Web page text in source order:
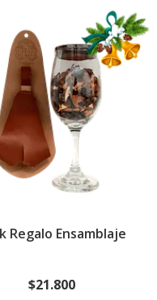
Regalo Ensamblaje
$21.800